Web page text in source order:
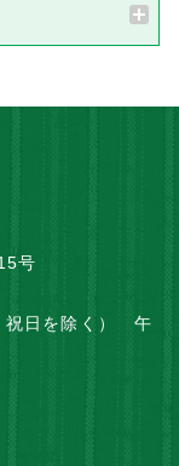
号
祝日を除く） 午